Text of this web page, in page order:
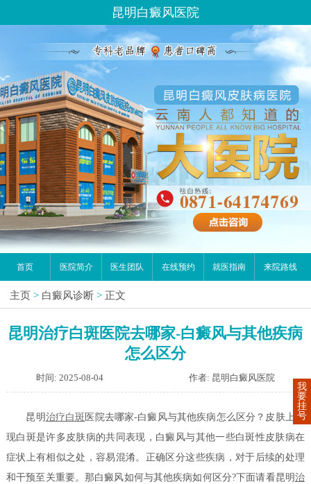
昆明白癜风医院
首页 医院简介 医生团队 在线预约 就医指南 来院路线
主页 > 白癜风诊断 > 正文
昆明治疗白斑医院去哪家-白癜风与其他疾病
怎么区分
时间: 2025-08-04 作者: 昆明白癜风医院
昆明治疗白斑 医院去哪家-白癜风与其他疾病怎么区分？皮肤上出
现白斑是许多皮肤病的共同表现，白癜风与其他一些白斑性皮肤病在
症状上有相似之处，容易混淆。正确区分这些疾病，对于后续的处理
和干预至关重要。那白癜风如何与其他疾病如何区分?下面请看昆明治
我
要
挂
号